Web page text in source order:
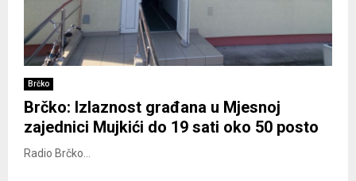
Brčko
Brčko: Izlaznost građana u Mjesnoj
zajednici Mujkići do 19 sati oko 50 posto
Radio Brčko...